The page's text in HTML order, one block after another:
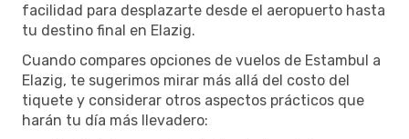
facilidad para desplazarte desde el aeropuerto hasta
tu destino final en Elazig.
Cuando compares opciones de vuelos de Estambul a
Elazig, te sugerimos mirar más allá del costo del
tiquete y considerar otros aspectos prácticos que
harán tu día más llevadero: